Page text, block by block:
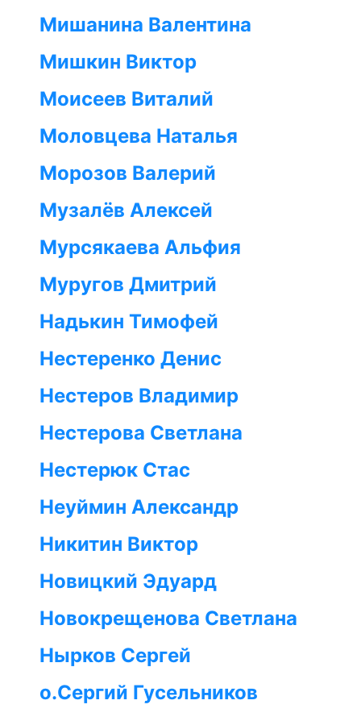
Мишанина Валентина
Мишкин Виктор
Моисеев Виталий
Моловцева Наталья
Морозов Валерий
Музалёв Алексей
Мурсякаева Альфия
Муругов Дмитрий
Надькин Тимофей
Нестеренко Денис
Нестеров Владимир
Нестерова Светлана
Нестерюк Стас
Неуймин Александр
Никитин Виктор
Новицкий Эдуард
Новокрещенова Светлана
Нырков Сергей
о.Сергий Гусельников